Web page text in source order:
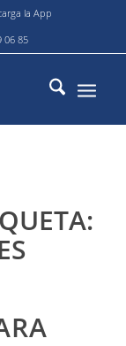
la App
06 85